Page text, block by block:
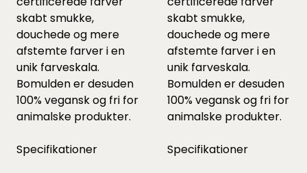
skabt smukke,
douchede og mere
afstemte farver i en
unik farveskala.
Bomulden er desuden
100% vegansk og fri for
animalske produkter.
Specifikationer
skabt smukke,
douchede og mere
afstemte farver i en
unik farveskala.
Bomulden er desuden
100% vegansk og fri for
animalske produkter.
Specifikationer